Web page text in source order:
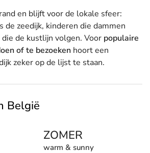
en blijft voor de lokale sfeer:
de zeedijk, kinderen die dammen
de kustlijn volgen. Voor populaire
of te bezoeken hoort een
zeker op de lijst te staan.
België
ZOMER
warm & sunny